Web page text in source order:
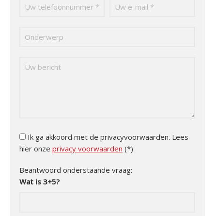
Ik ga akkoord met de privacyvoorwaarden. Lees
hier onze privacy voorwaarden (*)
Beantwoord onderstaande vraag:
Wat is 3+5?